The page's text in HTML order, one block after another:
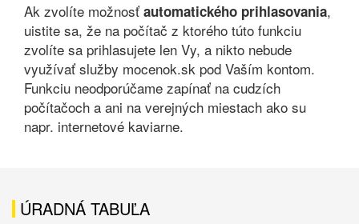
Ak zvolíte možnosťautomatického prihlasovania,
uistite sa, že na počítač z ktorého túto funkciu
zvolíte sa prihlasujete len Vy, a nikto nebude
využívať služby mocenok.sk pod Vaším kontom.
Funkciu neodporúčame zapínať na cudzích
počítačoch a ani na verejných miestach ako su
napr. internetové kaviarne.
ÚRADNÁ TABUĽA